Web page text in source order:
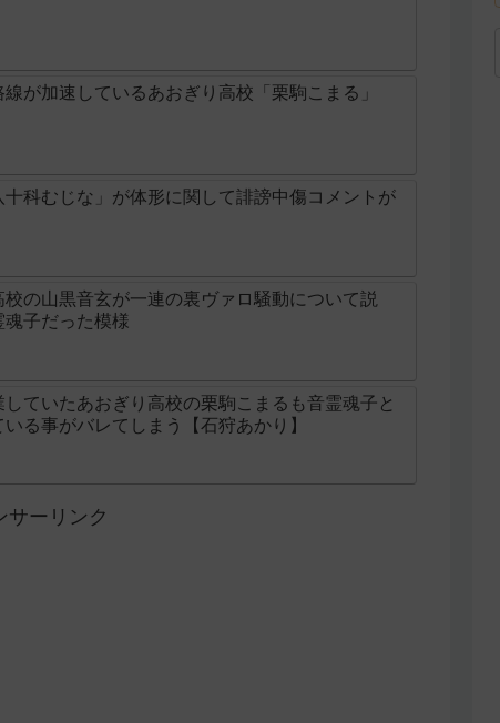
が加速しているあおぎり高校「栗駒こまる」
科むじな」が体形に関して誹謗中傷コメントが
の山黒音玄が一連の裏ヴァロ騒動について説
子だった模様
ていたあおぎり高校の栗駒こまるも音霊魂子と
る事がバレてしまう【石狩あかり】
サーリンク